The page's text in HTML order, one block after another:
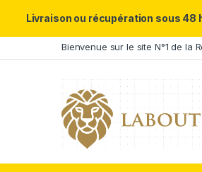
Skip to navigation
Skip to contentBienvenue sur le site N°1 de la
Livraison ou récupération sous 48